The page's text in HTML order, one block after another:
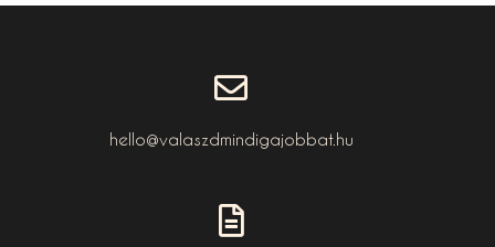
hello@valaszdmindigajobbat.hu